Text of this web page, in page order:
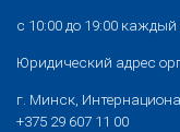
с 10:00 до 19:00 каждый
Юридический адрес
г. Минск,
+375 29 607 11 00